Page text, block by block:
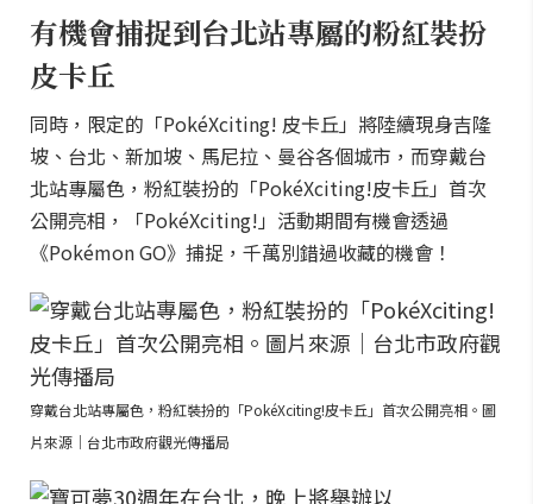
有機會捕捉到台北站專屬的粉紅裝扮
皮卡丘
同時，限定的「PokéXciting! 皮卡丘」將陸續現身吉隆
坡、台北、新加坡、馬尼拉、曼谷各個城市，而穿戴台
北站專屬色，粉紅裝扮的「PokéXciting!皮卡丘」首次
公開亮相，「PokéXciting!」活動期間有機會透過
《Pokémon GO》捕捉，千萬別錯過收藏的機會！
穿戴台北站專屬色，粉紅裝扮的「PokéXciting!皮卡丘」首次公開亮相。圖
片來源｜台北市政府觀光傳播局